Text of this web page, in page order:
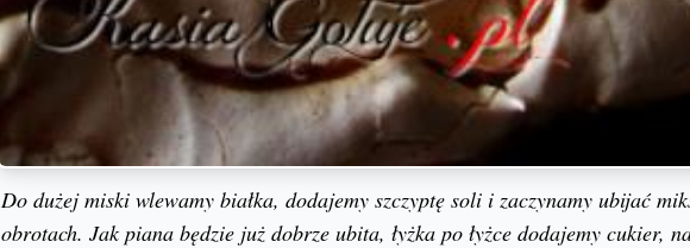
Do dużej miski wlewamy białka, dodajemy szczyptę soli i zaczynamy ubijać
obrotach. Jak piana będzie już dobrze ubita, łyżka po łyżce dodajemy cukier,